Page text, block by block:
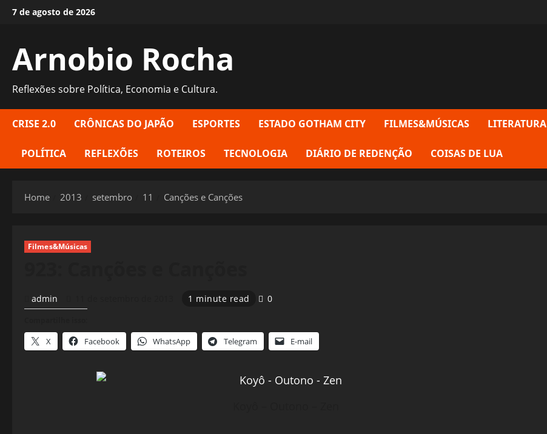
Skip7 de agosto de 2026
Arnobio Rocha
Reflexões sobre Política, Economia e Cultura.
CRISE 2.0 CRÔNICAS DO JAPÃO ESPORTES ESTADO GOTHAM CITY FILMES&MÚSICAS LITERATURA
POLÍTICA REFLEXÕES ROTEIROS TECNOLOGIA DIÁRIO DE REDENÇÃO COISAS DE LUA
Home 2013 setembro 11 Canções e Canções
Filmes&Músicas
admin 1 minute read 0
X Facebook WhatsApp Telegram E-mail